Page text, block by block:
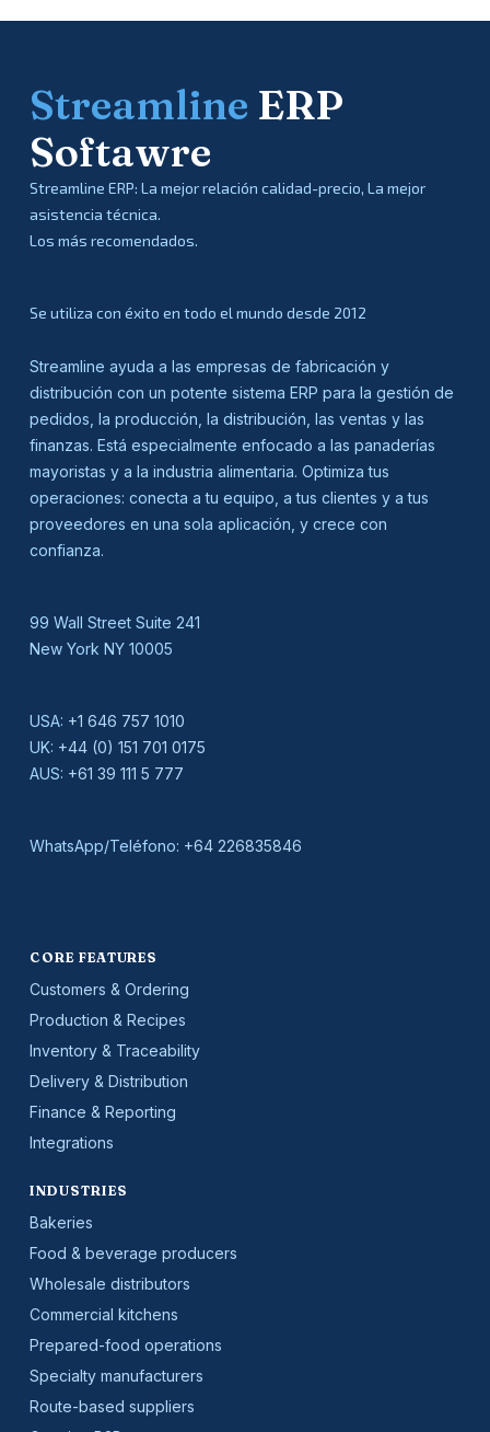
Streamline ERP
Softawre
Streamline ERP: La mejor relación calidad-precio, La mejor
asistencia técnica.
Los más recomendados.
Se utiliza con éxito en todo el mundo desde 2012
Streamline ayuda a las empresas de fabricación y
distribución con un potente sistema ERP para la gestión de
pedidos, la producción, la distribución, las ventas y las
finanzas. Está especialmente enfocado a las panaderías
mayoristas y a la industria alimentaria. Optimiza tus
operaciones: conecta a tu equipo, a tus clientes y a tus
proveedores en una sola aplicación, y crece con
confianza.
99 Wall Street Suite 241
New York NY 10005
USA: +1 646 757 1010
UK: +44 (0) 151 701 0175
AUS: +61 39 111 5 777
WhatsApp/Teléfono: +64 226835846
CORE FEATURES
Customers & Ordering
Production & Recipes
Inventory & Traceability
Delivery & Distribution
Finance & Reporting
Integrations
INDUSTRIES
Bakeries
Food & beverage producers
Wholesale distributors
Commercial kitchens
Prepared-food operations
Specialty manufacturers
Route-based suppliers